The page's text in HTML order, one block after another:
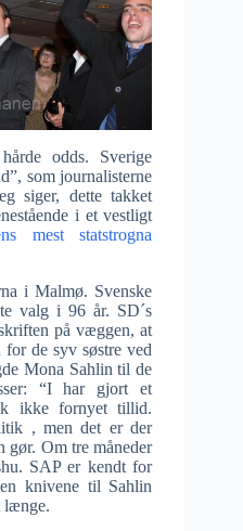
odds. Sverige
som journalisterne
siger, dette takket
i et vestligt
mest statstrogna
i Malmø. Svenske
valg i 96 år. SD´s
på væggen, at
de syv søstre ved
Mona Sahlin til de
“I har gjort et
ikke fornyet tillid.
, men det er der
gør. Om tre måneder
SAP er kendt for
knivene til Sahlin
længe.